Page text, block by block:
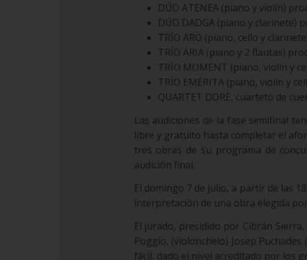
DÚO ATENEA (piano y violín)
DÚO DADGA (piano y clarinete)
TRÍO ARO (piano, cello y
TRÍO ARIA (piano y 2 flautas)
TRÍO MOMENT (piano, violín y
TRÍO EMÉRITA (piano, violín y
QUARTET DORÉ, cuarteto de
Las audiciones de la fase semifinal
libre y gratuito hasta completar el
tres obras de su programa de
audición final.
El domingo 7 de julio, a partir de las
interpretación de una obra elegida
El jurado, presidido por Cibrán
Poggio, (violonchelo) Josep
fácil, dado el nivel acreditado por los